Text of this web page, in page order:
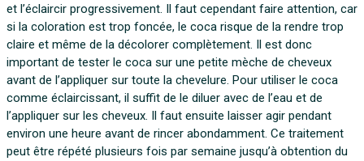
et l’éclaircir progressivement. Il faut cependant faire attention, car
si la coloration est trop foncée, le coca risque de la rendre trop
claire et même de la décolorer complètement. Il est donc
important de tester le coca sur une petite mèche de cheveux
avant de l’appliquer sur toute la chevelure. Pour utiliser le coca
comme éclaircissant, il suffit de le diluer avec de l’eau et de
l’appliquer sur les cheveux. Il faut ensuite laisser agir pendant
environ une heure avant de rincer abondamment. Ce traitement
peut être répété plusieurs fois par semaine jusqu’à obtention du